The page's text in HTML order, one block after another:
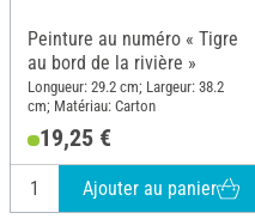
Peinture au numéro « Tigre
au bord de la rivière »
Longueur: 29.2 cm; Largeur: 38.2
cm; Matériau: Carton
19,25 €
Ajouter au panier